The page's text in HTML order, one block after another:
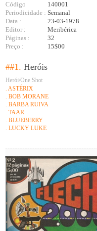
Código
140001
Periodicidade : Semanal
Data :
23-03-1978
Editor :
Meribérica
Páginas :
32
Preço :
15$00
##1.Heróis
Herói/One Shot
. ASTÉRIX
. BOB MORANE
. BARBA RUIVA
. TAAR
. BLUEBERRY
. LUCKY LUKE